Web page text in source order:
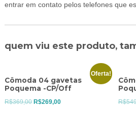
entrar em contato pelos telefones que
quem viu este produto,
Oferta!
Cômoda 04 gavetas
Poquema -CP/Off
R$369,00 O
R$269,00O
R$